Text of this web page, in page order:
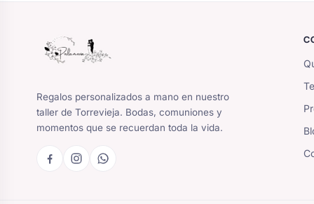
Regalos personalizados a mano en nuestro
taller de Torrevieja. Bodas, comuniones y
momentos que se recuerdan toda la vida.